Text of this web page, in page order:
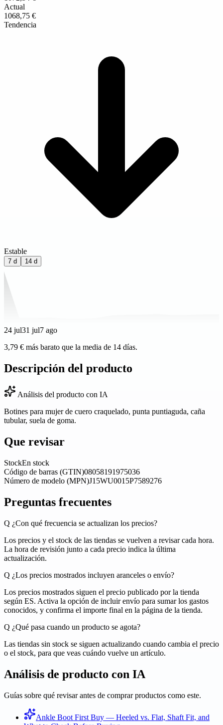
Actual
1068,75 €
Tendencia
Estable
7 d 14 d
24 jul31 jul7 ago
3,79 € más barato que la media de 14 días.
Descripción del producto
Análisis del producto con IA
Botines para mujer de cuero craquelado, punta puntiaguda, caña
tubular, suela de goma.
Que revisar
StockEn stock
Código de barras (GTIN)08058191975036
Número de modelo (MPN)J15WU0015P7589276
Preguntas frecuentes
Q ¿Con qué frecuencia se actualizan los precios?
Los precios y el stock de las tiendas se vuelven a revisar cada hora.
La hora de revisión junto a cada precio indica la última
actualización.
Q ¿Los precios mostrados incluyen aranceles o envío?
Los precios mostrados siguen el precio publicado por la tienda
según ES. Activa la opción de incluir envío para sumar los gastos
conocidos, y confirma el importe final en la página de la tienda.
Q ¿Qué pasa cuando un producto se agota?
Las tiendas sin stock se siguen actualizando cuando cambia el precio
o el stock, para que veas cuándo vuelve un artículo.
Análisis de producto con IA
Guías sobre qué revisar antes de comprar productos como este.
Ankle Boot First Buy — Heeled vs. Flat, Shaft Fit, and